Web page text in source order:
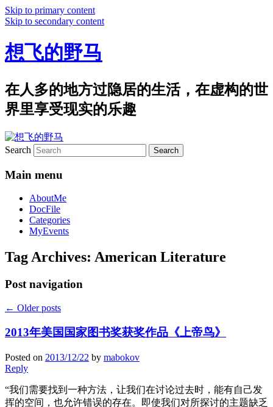
Skip to primary content
Skip to secondary content
想飞的野马
在人多的地方过隐居的生活，在虚构的世
界里享受现实的乐趣
Search
Main menu
AboutMe
DocFile
Categories
MyEvents
Tag Archives: American Literature
Post navigation
← Older posts
2013年美国国家图书奖获奖作品《上帝鸟》
Posted on 2013/12/22 by mabokov
Reply
“我们需要找到一种方法，让我们在讨论过去时，能有自己发
挥的空间，也允许错误的存在。即使我们对所探讨的主题缺乏